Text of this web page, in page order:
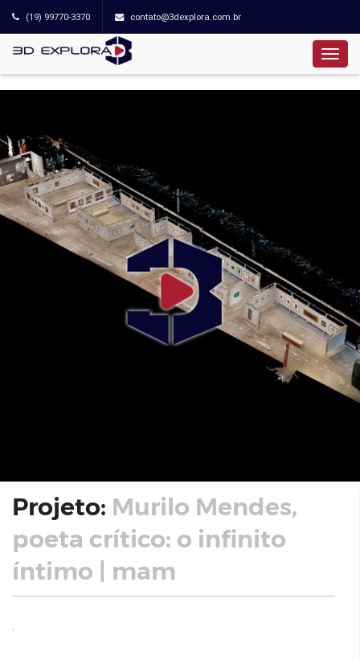
(19) 99770-3370 contato@3dexplora.com.br
Projeto: Murilo Mendes,
poeta crítico: o infinito
íntimo | mam